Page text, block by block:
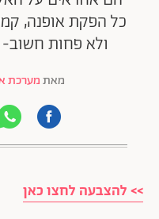
כל הפקת אופנה,
ולא פחות
מאתמערכת
>> להצבעה לחצו כאן